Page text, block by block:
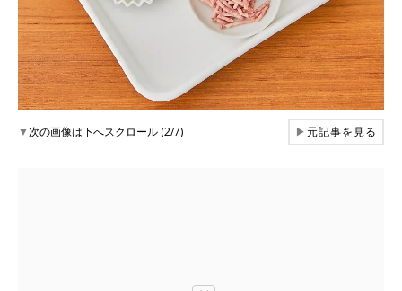
▼次の画像は下へスクロール (2/7) ▶元記事を見る